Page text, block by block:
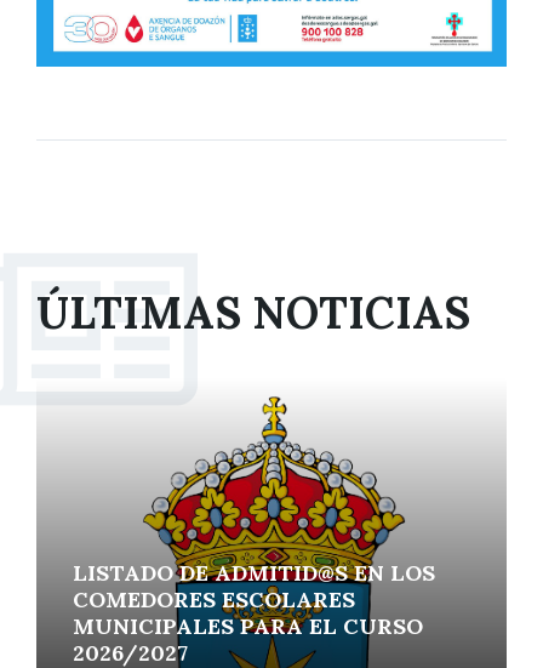
ÚLTIMAS NOTICIAS
LISTADO DE ADMITID@S EN LOS
COMEDORES ESCOLARES
MUNICIPALES PARA EL CURSO
2026/2027
More